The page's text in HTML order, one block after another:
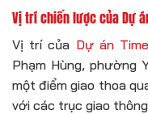
Vị trí chiến lược của Dự
Vị trí của Dự án
Phạm Hùng, phường
một điểm giao thoa
với các trục giao